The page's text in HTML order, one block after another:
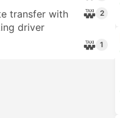
transfer with
driver
2
1